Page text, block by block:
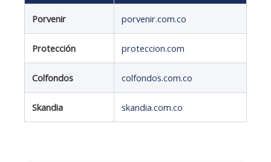
Porvenir porvenir.com.co
Protección proteccion.com
Colfondos colfondos.com.co
Skandia skandia.com.co